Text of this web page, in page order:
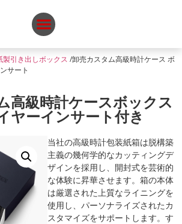
製引き出しボックス /卸売カスタム高級時計ケース ボ
サート
高級時計ケースボックス
ヤーインサート付き
当社の高級時計包装紙箱は脱構築
主義の幾何学的なカッティングデ
ザインを採用し、開封式を芸術的
な体験に昇華させます。箱の本体
は厳選された上質なライニングを
使用し、パーソナライズされたカ
スタマイズをサポートします。す